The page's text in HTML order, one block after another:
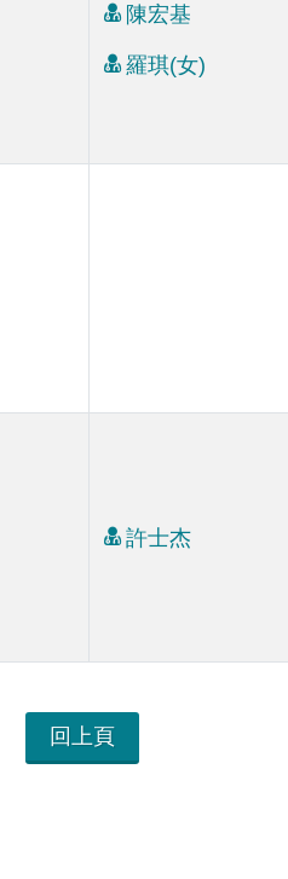
陳宏基
羅琪(女)
許士杰
回上頁